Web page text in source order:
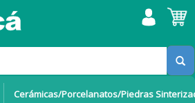
Cerámicas/Porcelanatos/Piedras